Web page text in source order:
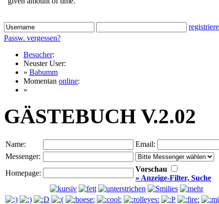
Passw. vergessen?
Besucher:
Neuster User:
» Babumm
Momentan online:
»
GÄSTEBUCH V.2.02
Name:
Email:
Messenger:
Homepage:
Vorschau
» Anzeige-Filter, Suche